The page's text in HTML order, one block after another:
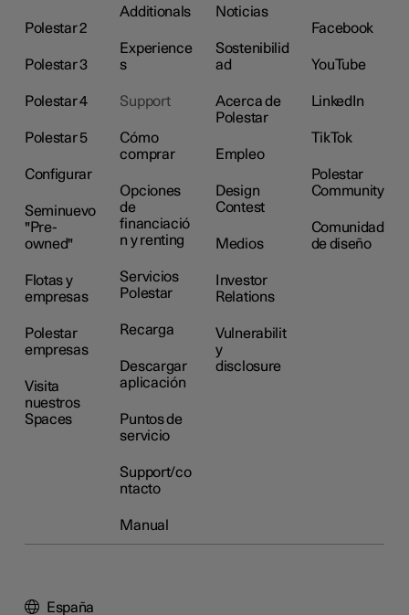
Polestar 2
Polestar 3
Polestar 4
Polestar 5
Configurar
Seminuevo
"Pre-
owned"
Flotas y
empresas
Polestar
empresas
Visita
nuestros
Spaces
Additionals
Experience
s
Support
Cómo
comprar
Opciones
de
financiació
n y renting
Servicios
Polestar
Recarga
Descargar
aplicación
Puntos de
servicio
Support/co
ntacto
Manual
Noticias
Sostenibilid
ad
Acerca de
Polestar
Empleo
Design
Contest
Medios
Investor
Relations
Vulnerabilit
y
disclosure
Facebook
YouTube
LinkedIn
TikTok
Polestar
Community
Comunidad
de diseño
España